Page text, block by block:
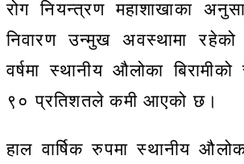
रोग नियन्त्रण महाशाखाका
निवारण उन्मुख अवस्थामा
वर्षमा स्थानीय औलोका
९० प्रतिशतले कमी आएको छ।
हाल वार्षिक रुपमा स्थानीय